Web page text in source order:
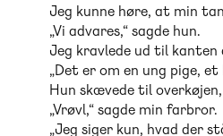
Jeg kunne høre, at min
„Vi advares,“ sagde hun.
Jeg kravlede ud til
„Det er om en ung pige, et
Hun skævede til
„Vrøvl,“ sagde min farbror.
„Jeg siger kun, hvad der